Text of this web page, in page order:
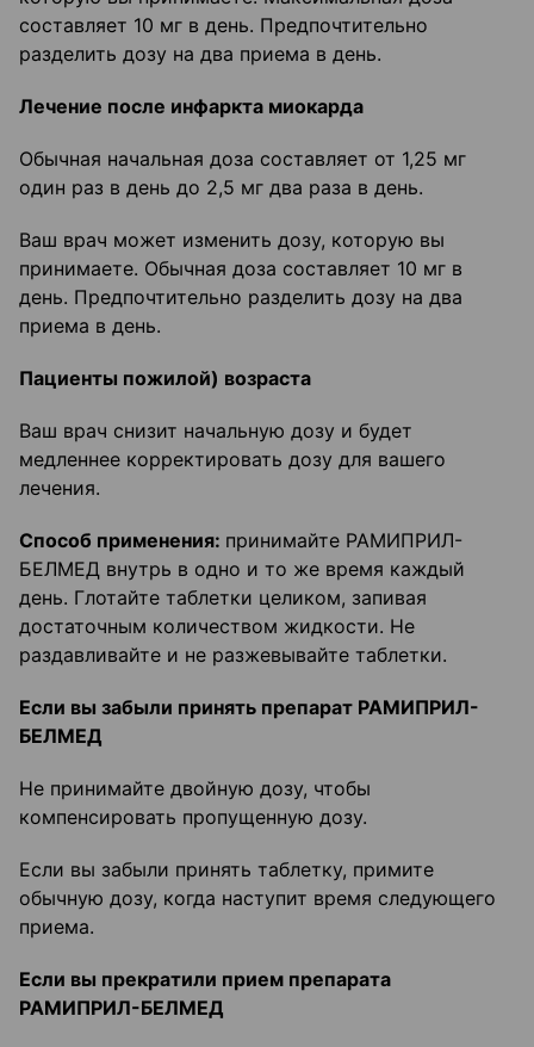
составляет 10 мг в день. Предпочтительно
разделить дозу на два приема в день.
Лечение после инфаркта миокарда
Обычная начальная доза составляет от 1,25 мг
один раз в день до 2,5 мг два раза в день.
Ваш врач может изменить дозу, которую вы
принимаете. Обычная доза составляет 10 мг в
день. Предпочтительно разделить дозу на два
приема в день.
Пациенты пожилой) возраста
Ваш врач снизит начальную дозу и будет
медленнее корректировать дозу для вашего
лечения.
Способ применения: принимайте РАМИПРИЛ-
БЕЛМЕД внутрь в одно и то же время каждый
день. Глотайте таблетки целиком, запивая
достаточным количеством жидкости. Не
раздавливайте и не разжевывайте таблетки.
Если вы забыли принять препарат РАМИПРИЛ-
БЕЛМЕД
Не принимайте двойную дозу, чтобы
компенсировать пропущенную дозу.
Если вы забыли принять таблетку, примите
обычную дозу, когда наступит время следующего
приема.
Если вы прекратили прием препарата
РАМИПРИЛ-БЕЛМЕД